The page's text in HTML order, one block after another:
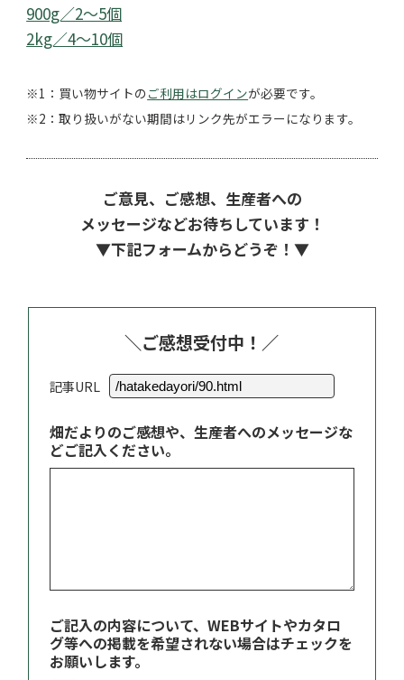
900g／2～5個
2kg／4～10個
※1：買い物サイトの ご利用はログインが必要です。
※2：取り扱いがない期間はリンク先がエラーになります。
ご意見、ご感想、生産者への
メッセージなどお待ちしています！
▼下記フォームからどうぞ！▼
＼ご感想受付中！／
記事URL
畑だよりのご感想や、生産者へのメッセージな
どご記入ください。
ご記入の内容について、WEBサイトやカタロ
グ等への掲載を希望されない場合はチェックを
お願いします。